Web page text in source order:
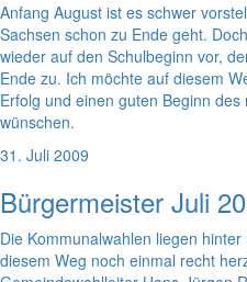
Anfang August ist es schwer
Sachsen schon zu Ende geht.
wieder auf den Schulbeginn vor,
Ende zu. Ich möchte auf diesem
Erfolg und einen guten Beginn
wünschen.
31. Juli 2009
Bürgermeister Juli
Die Kommunalwahlen liegen
diesem Weg noch einmal recht